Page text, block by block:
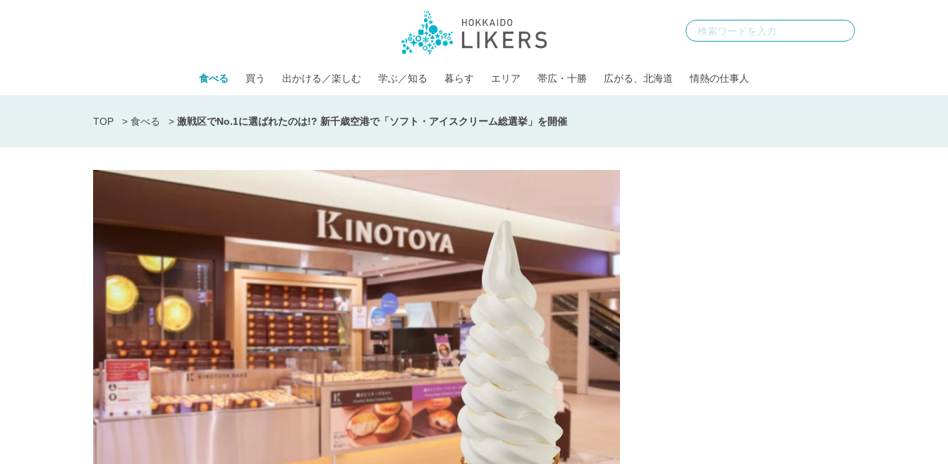
食べる 買う 出かける／楽しむ 学ぶ／知る 暮らす エリア 帯広・十勝 広がる、北海道 情熱の仕事人
TOP > 食べる > 激戦区でNo.1に選ばれたのは!? 新千歳空港で「ソフト・アイスクリーム総選挙」を開催